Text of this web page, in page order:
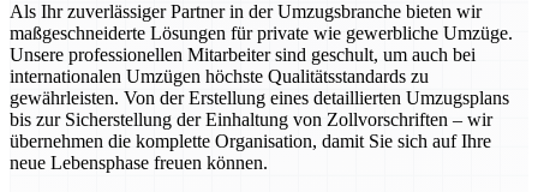
Als Ihr zuverlässiger Partner in der Umzugsbranche bieten wir
maßgeschneiderte Lösungen für private wie gewerbliche Umzüge.
Unsere professionellen Mitarbeiter sind geschult, um auch bei
internationalen Umzügen höchste Qualitätsstandards zu
gewährleisten. Von der Erstellung eines detaillierten Umzugsplans
bis zur Sicherstellung der Einhaltung von Zollvorschriften – wir
übernehmen die komplette Organisation, damit Sie sich auf Ihre
neue Lebensphase freuen können.